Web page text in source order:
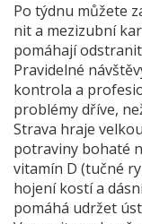
Po týdnu můžete
nit a mezizubní
pomáhají
Pravidelné
kontrola a
problémy dříve,
Strava hraje
potraviny bohaté
vitamín D (tučné
hojení kostí a
pomáhá udržet